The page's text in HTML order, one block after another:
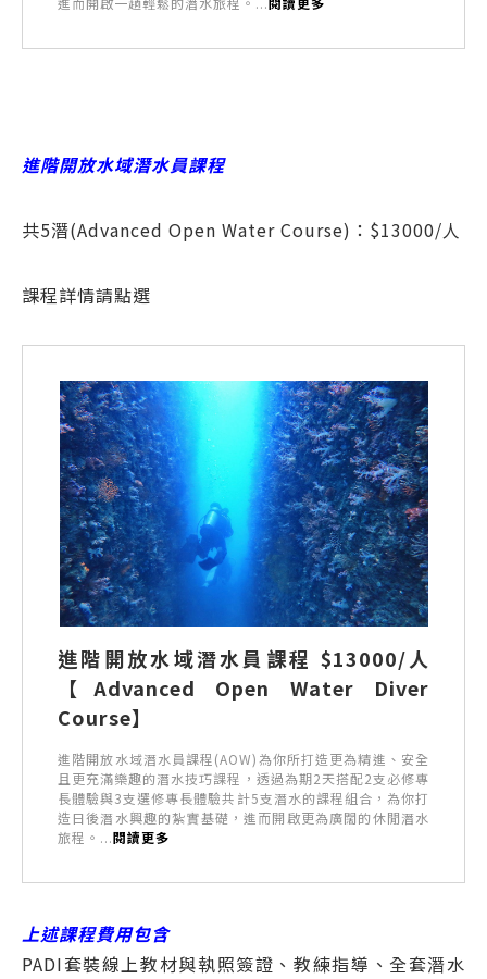
進階開放水域潛水員課程
共5潛(Advanced Open Water Course)：$13000/人
課程詳情請點選
進階開放水域潛水員課程 $13000/人
【Advanced Open Water Diver
Course】
進階開放水域潛水員課程(AOW)為你所打造更為精進、安全
且更充滿樂趣的潛水技巧課程，透過為期2天搭配2支必修專
長體驗與3支選修專長體驗共計5支潛水的課程組合，為你打
造日後潛水興趣的紮實基礎，進而開啟更為廣闊的休閒潛水
旅程。...閱讀更多
上述課程費用包含
PADI套裝線上教材與執照簽證、教練指導、全套潛水